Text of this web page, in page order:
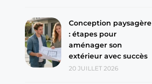
Conception paysagère
: étapes pour
aménager son
extérieur avec succès
20 JUILLET 2026